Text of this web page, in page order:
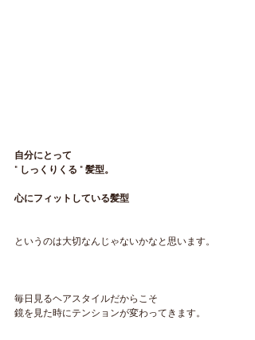
自分にとって
" しっくりくる " 髪型。
心にフィットしている髪型
というのは大切なんじゃないかなと思います。
毎日見るヘアスタイルだからこそ
鏡を見た時にテンションが変わってきます。